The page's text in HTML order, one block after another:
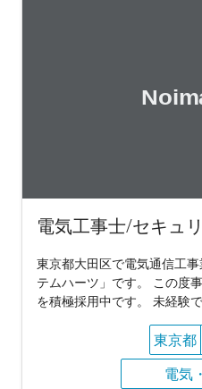
電気工事士/セキュ
東京都大田区で電気通信工
テムハーツ」です。 この度
を積極採用中です。 未経験
東京都
電気